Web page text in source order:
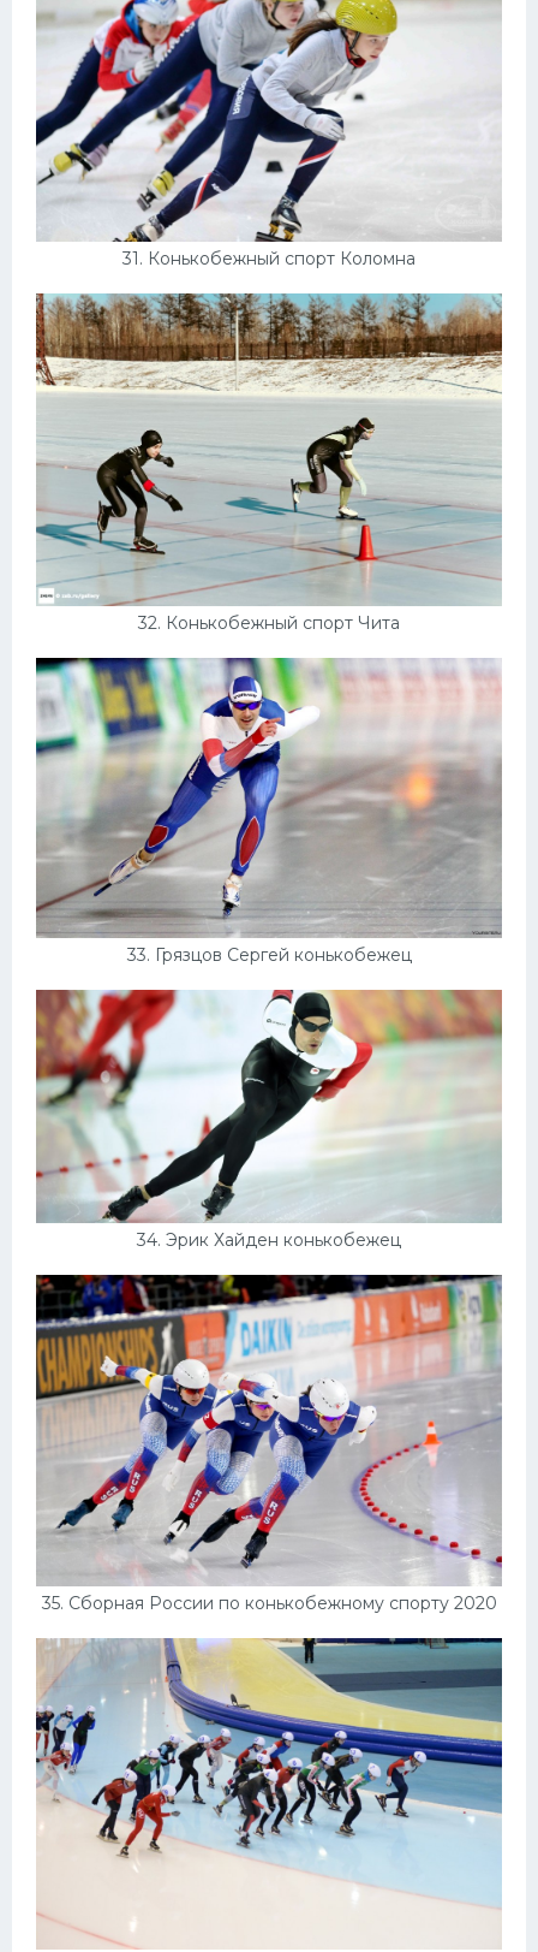
31. Конькобежный спорт Коломна
32. Конькобежный спорт Чита
33. Грязцов Сергей конькобежец
34. Эрик Хайден конькобежец
35. Сборная России по конькобежному спорту 2020